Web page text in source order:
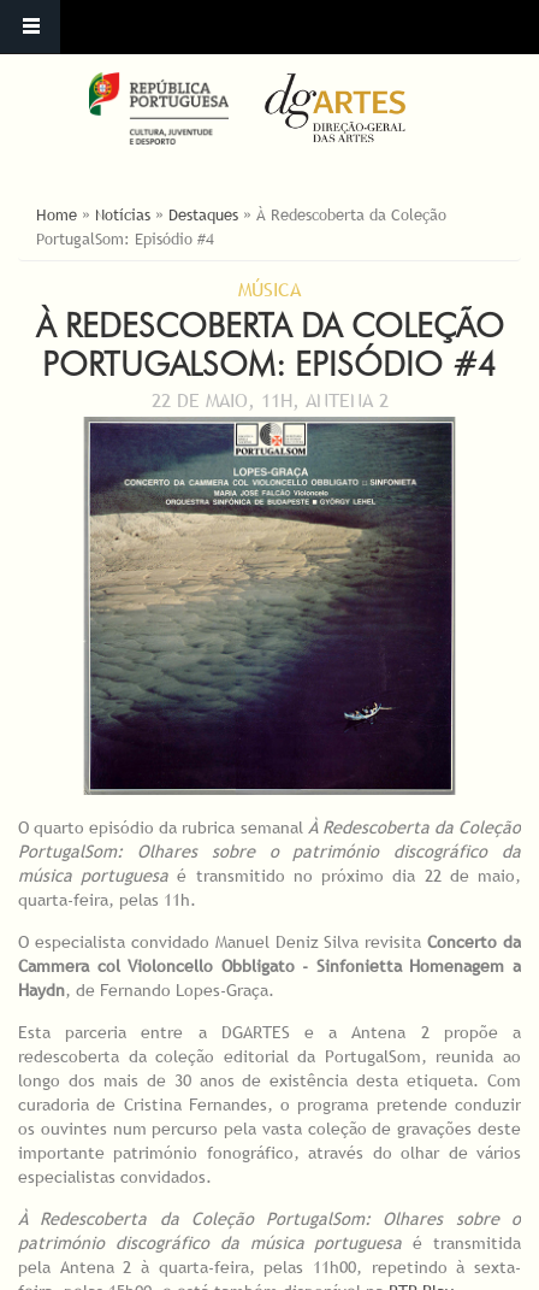
YOU ARE HERE
Home » Notícias » Destaques » À Redescoberta da Coleção
PortugalSom: Episódio #4
MÚSICA
À REDESCOBERTA DA COLEÇÃO
PORTUGALSOM: EPISÓDIO #4
22 DE MAIO, 11H, ANTENA 2
O quarto episódio da rubrica semanal À Redescoberta da Coleção
PortugalSom: Olhares sobre o património discográfico da
música portuguesa é transmitido no próximo dia 22 de maio,
quarta-feira, pelas 11h.
O especialista convidado Manuel Deniz Silva revisitaConcerto da
Cammera col Violoncello Obbligato - Sinfonietta Homenagem a
Haydn, de Fernando Lopes-Graça.
Esta parceria entre a DGARTES e a Antena 2 propõe a
redescoberta da coleção editorial da PortugalSom, reunida ao
longo dos mais de 30 anos de existência desta etiqueta. Com
curadoria de Cristina Fernandes, o programa pretende conduzir
os ouvintes num percurso pela vasta coleção de gravações deste
importante património fonográfico, através do olhar de vários
especialistas convidados.
À Redescoberta da Coleção PortugalSom: Olhares sobre o
património discográfico da música portuguesa é transmitida
pela Antena 2 à quarta-feira, pelas 11h00, repetindo à sexta-